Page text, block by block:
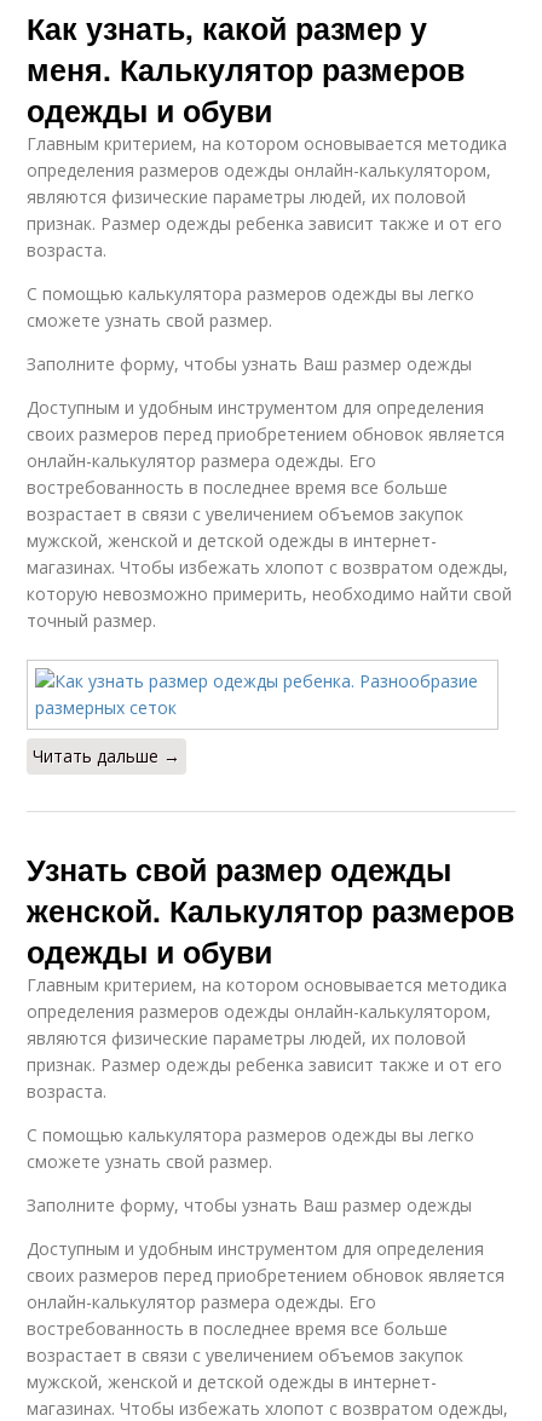
Как узнать, какой размер у
меня. Калькулятор размеров
одежды и обуви
Главным критерием, на котором основывается методика
определения размеров одежды онлайн-калькулятором,
являются физические параметры людей, их половой
признак. Размер одежды ребенка зависит также и от его
возраста.
С помощью калькулятора размеров одежды вы легко
сможете узнать свой размер.
Заполните форму, чтобы узнать Ваш размер одежды
Доступным и удобным инструментом для определения
своих размеров перед приобретением обновок является
онлайн-калькулятор размера одежды. Его
востребованность в последнее время все больше
возрастает в связи с увеличением объемов закупок
мужской, женской и детской одежды в интернет-
магазинах. Чтобы избежать хлопот с возвратом одежды,
которую невозможно примерить, необходимо найти свой
точный размер.
Читать дальше →
Узнать свой размер одежды
женской. Калькулятор размеров
одежды и обуви
Главным критерием, на котором основывается методика
определения размеров одежды онлайн-калькулятором,
являются физические параметры людей, их половой
признак. Размер одежды ребенка зависит также и от его
возраста.
С помощью калькулятора размеров одежды вы легко
сможете узнать свой размер.
Заполните форму, чтобы узнать Ваш размер одежды
Доступным и удобным инструментом для определения
своих размеров перед приобретением обновок является
онлайн-калькулятор размера одежды. Его
востребованность в последнее время все больше
возрастает в связи с увеличением объемов закупок
мужской, женской и детской одежды в интернет-
магазинах. Чтобы избежать хлопот с возвратом одежды,